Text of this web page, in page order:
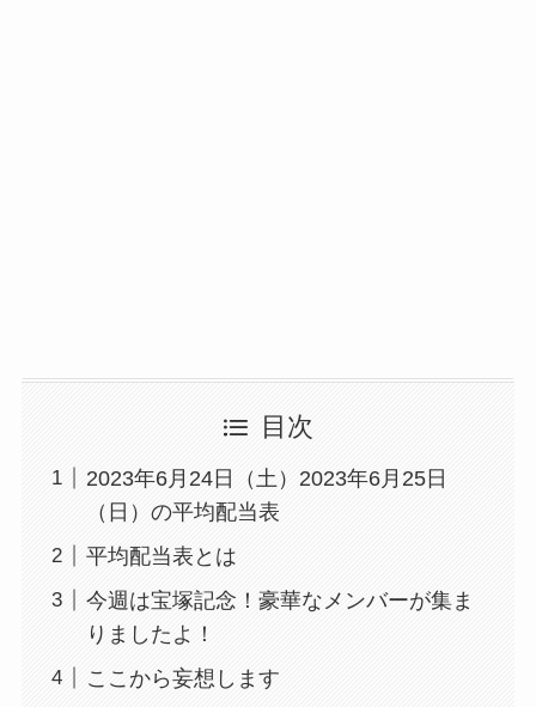
目次
2023年6月24日（土）2023年6月25日
（日）の平均配当表
平均配当表とは
今週は宝塚記念！豪華なメンバーが集ま
りましたよ！
ここから妄想します